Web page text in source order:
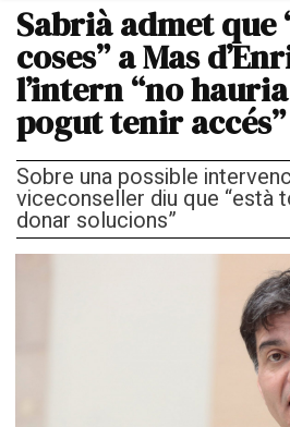
Sabrià admet
coses” a Mas
l’intern “no
pogut tenir
Sobre una possible
viceconseller diu que “està
donar solucions”